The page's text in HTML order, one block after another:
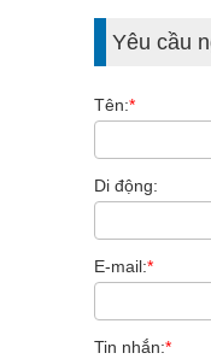
Yêu cầu
Tên:*
Di động:
E-mail:*
Tin nhắn:*